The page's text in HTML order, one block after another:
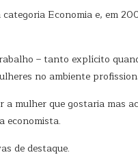
Economia e, em
– tanto explícito
no ambiente
mulher que gostaria mas
economista.
de destaque.